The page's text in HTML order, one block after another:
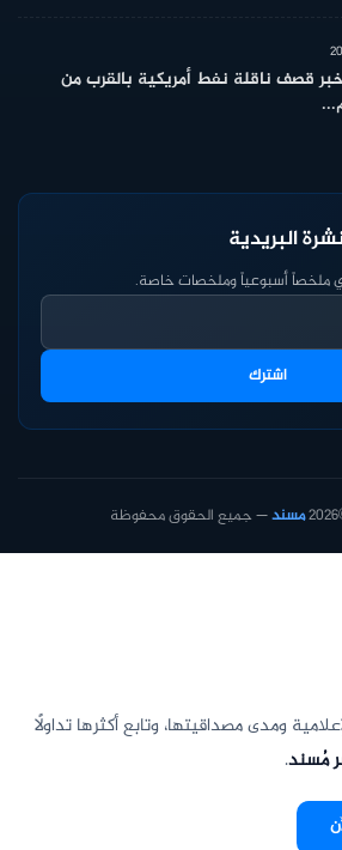
قصف ناقلة نفط أمريكية بالقرب من
البريدية
ملخصاً أسبوعياً وملخصات خاصة.
اشترك
مسند— جميع الحقوق محفوظة
ومدى مصداقيتها، وتابع أكثرها تداولًا
مُسند.